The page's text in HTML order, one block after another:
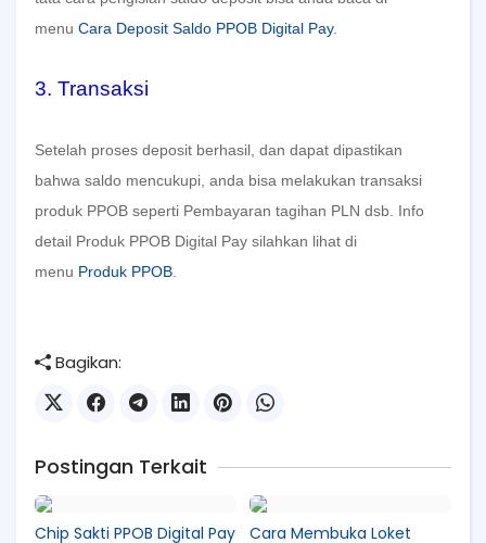
menu Cara Deposit Saldo PPOB Digital Pay.
3. Transaksi
Setelah proses deposit berhasil, dan dapat dipastikan
bahwa saldo mencukupi, anda bisa melakukan transaksi
produk PPOB seperti Pembayaran tagihan PLN dsb. Info
detail Produk PPOB Digital Pay silahkan lihat di
menu Produk PPOB
Bagikan:
Postingan Terkait
Chip Sakti PPOB Digital Pay
Cara Membuka Loket